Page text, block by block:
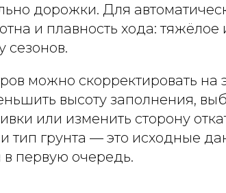
дорожки. Для
и плавность хода:
сезонов.
можно скорректировать на
высоту заполнения,
или изменить сторону
тип грунта — это исходные
в первую очередь.